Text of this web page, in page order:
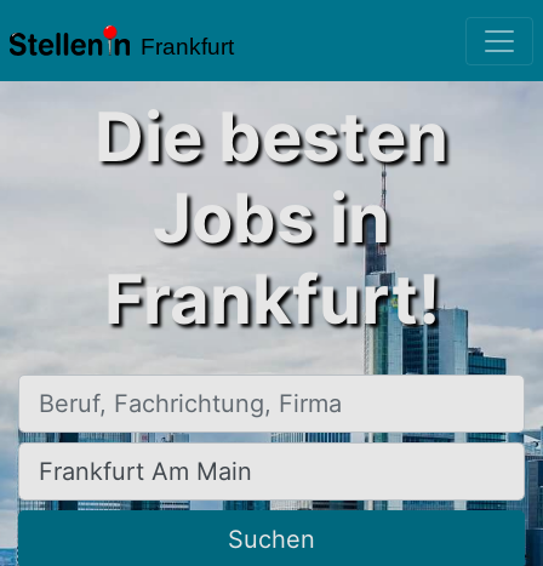
Frankfurt
Die besten
Jobs in
Frankfurt!
Beruf, Fachrichtung, Firma
Ort, Stadt
Suchen